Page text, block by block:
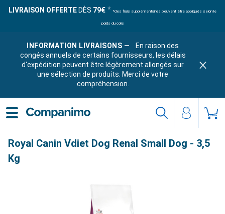
LIVRAISON OFFERTE DÈS 79€ *des frais supplémentaires peuvent être appliqués selon le
poids du colis
INFORMATION LIVRAISONS —
En raison des
congés annuels de certains fournisseurs, les délais
d'expédition peuvent être légèrement allongés sur
une sélection de produits. Merci de votre
compréhension.
Royal Canin Vdiet Dog Renal Small Dog - 3,5
Kg